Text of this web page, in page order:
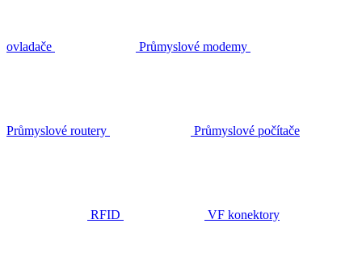
ovladače Průmyslové modemy
Průmyslové routery Průmyslové počítače
RFID VF konektory